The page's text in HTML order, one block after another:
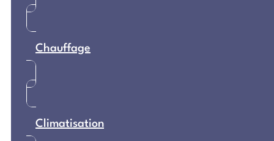
Chauffage
Climatisation